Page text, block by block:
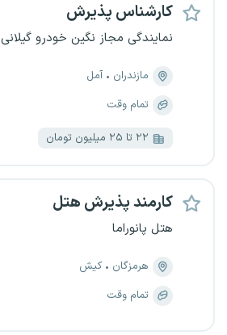
کارشناس پذیرش
نمایندگی مجاز نگین خودرو گیلانی
مازندران
آمل
تمام وقت
۲۲ تا ۲۵ میلیون تومان
کارمند پذیرش هتل
هتل پانوراما
هرمزگان
کیش
تمام وقت